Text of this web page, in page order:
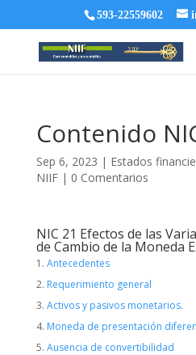
593-22559602
Contenido
Sep 6, 2023 | Estados
NIIF| 0 Comentarios
NIC 21 Efectos de las
de Cambio de la Moneda
Antecedentes
Requerimiento general
Activos y pasivos monetarios.
Moneda de presentación
Ausencia de convertibilidad